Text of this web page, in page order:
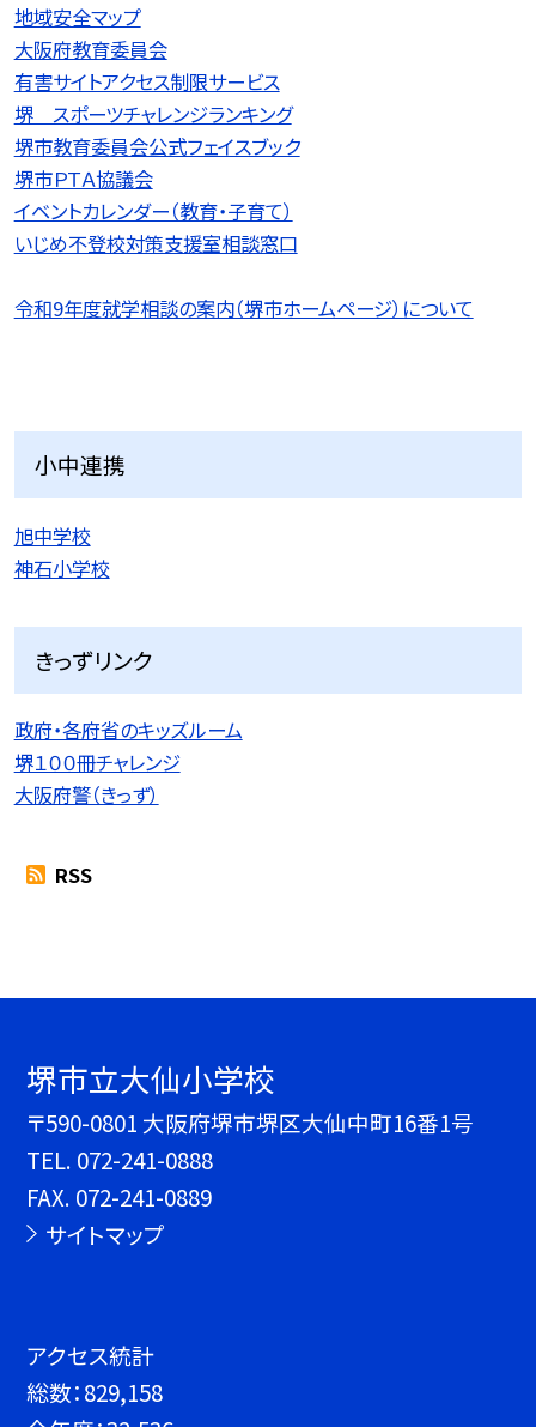
地域安全マップ
大阪府教育委員会
有害サイトアクセス制限サービス
堺 スポーツチャレンジランキング
堺市教育委員会公式フェイスブック
堺市ＰＴＡ協議会
イベントカレンダー（教育・子育て）
いじめ不登校対策支援室相談窓口
令和9年度就学相談の案内（堺市ホームページ）について
小中連携
旭中学校
神石小学校
きっずリンク
政府・各府省のキッズルーム
堺１００冊チャレンジ
大阪府警（きっず）
RSS
堺市立大仙小学校
〒590-0801 大阪府堺市堺区大仙中町16番1号
TEL. 072-241-0888
FAX. 072-241-0889
サイトマップ
アクセス統計
総数：829,158